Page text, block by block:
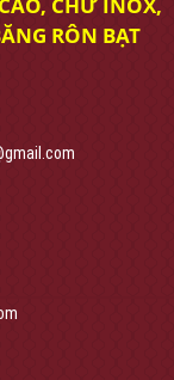
CHỮ INOX,
RÔN BẠT